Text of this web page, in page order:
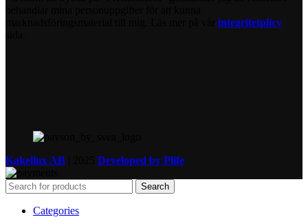
integritetplicy
Kakellux AB Developed by Plife
Search
Categories